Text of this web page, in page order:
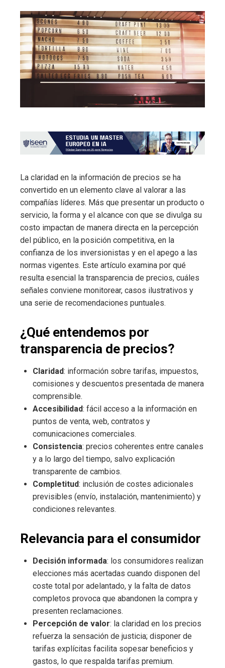
La claridad en la información de precios se ha
convertido en un elemento clave al valorar a las
compañías líderes. Más que presentar un producto o
servicio, la forma y el alcance con que se divulga su
costo impactan de manera directa en la percepción
del público, en la posición competitiva, en la
confianza de los inversionistas y en el apego a las
normas vigentes. Este artículo examina por qué
resulta esencial la transparencia de precios, cuáles
señales conviene monitorear, casos ilustrativos y
una serie de recomendaciones puntuales.
¿Qué entendemos por
transparencia de precios?
Claridad: información sobre tarifas, impuestos,
comisiones y descuentos presentada de manera
comprensible.
Accesibilidad: fácil acceso a la información en
puntos de venta, web, contratos y
comunicaciones comerciales.
Consistencia: precios coherentes entre canales
y a lo largo del tiempo, salvo explicación
transparente de cambios.
Completitud: inclusión de costes adicionales
previsibles (envío, instalación, mantenimiento) y
condiciones relevantes.
Relevancia para el consumidor
Decisión informada: los consumidores realizan
elecciones más acertadas cuando disponen del
coste total por adelantado, y la falta de datos
completos provoca que abandonen la compra y
presenten reclamaciones.
Percepción de valor: la claridad en los precios
refuerza la sensación de justicia; disponer de
tarifas explícitas facilita sopesar beneficios y
gastos, lo que respalda tarifas premium.